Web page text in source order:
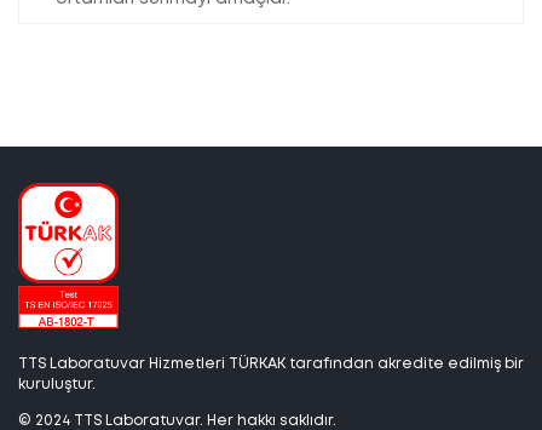
TTS Laboratuvar Hizmetleri TÜRKAK tarafından akredite edilmiş bir
kuruluştur.
© 2024 TTS Laboratuvar. Her hakkı saklıdır.